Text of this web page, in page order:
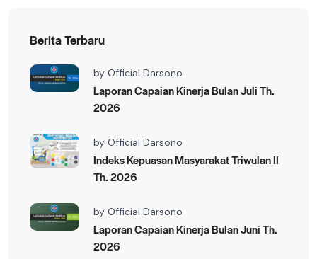
Berita Terbaru
by Official Darsono
Laporan Capaian Kinerja Bulan Juli Th.
2026
by Official Darsono
Indeks Kepuasan Masyarakat Triwulan II
Th. 2026
by Official Darsono
Laporan Capaian Kinerja Bulan Juni Th.
2026